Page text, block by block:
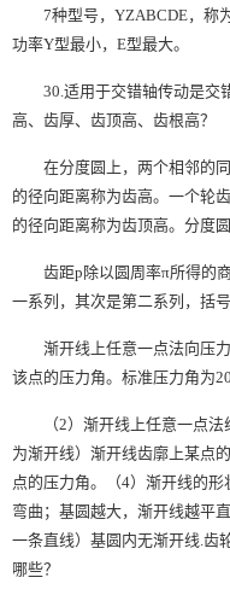
7种型号，YZABCDE，称为
功率Y型最小，E型最大。
30.适用于交错轴传动是交
高、齿厚、齿顶高、齿根高？
在分度圆上，两个相邻的同
的径向距离称为齿高。一个轮
的径向距离称为齿顶高。分度
齿距p除以圆周率π所得的商
一系列，其次是第二系列，括
渐开线上任意一点法向压力
该点的压力角。标准压力角为
（2）渐开线上任意一点法
为渐开线）渐开线齿廓上某点
点的压力角。（4）渐开线的
弯曲；基圆越大，渐开线越平
一条直线）基圆内无渐开线.齿
哪些？